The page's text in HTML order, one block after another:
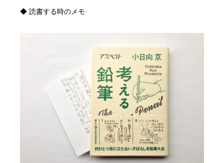
◆ 読書する時のメモ